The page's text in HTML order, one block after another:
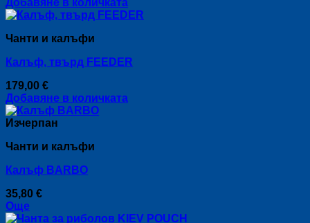
Чанти и калъфи
Кaлъф, твърд FEEDER
179,00 €
Добавяне в количката
Изчерпан
Чанти и калъфи
Кaлъф BARBO
35,80 €
Още